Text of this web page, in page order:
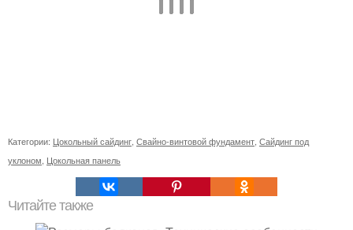
Категории: Цокольный сайдинг Свайно-винтовой фундамент Сайдинг под
уклоном Цокольная панель
Читайте также